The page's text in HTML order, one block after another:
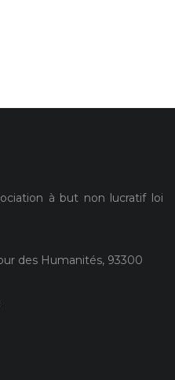
à but non lucratif loi
des Humanités, 93300